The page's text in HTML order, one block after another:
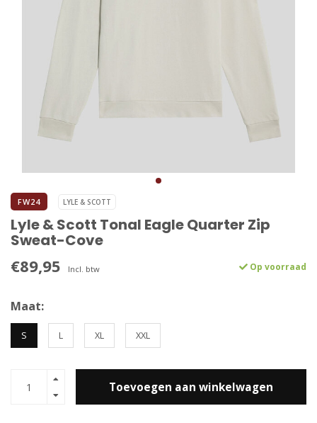
FW24 LYLE & SCOTT
Lyle & Scott Tonal Eagle Quarter Zip
Sweat-Cove
€89,95 Incl. btw Op voorraad
Maat:
S L XL XXL
Toevoegen aan winkelwagen